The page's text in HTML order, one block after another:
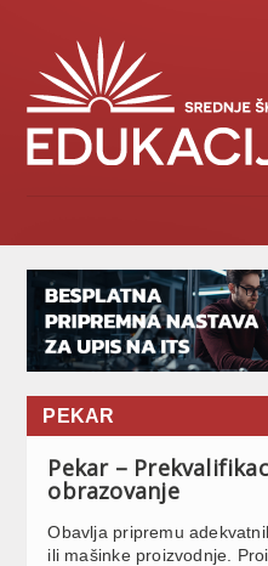
PEKAR
Pekar –
obrazovanje
Obavlja pripremu
ili mašinke proizvodnje.